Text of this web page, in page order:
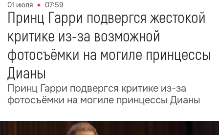
01 июля 07:59
Принц Гарри подвергся жестокой
критике из-за возможной
фотосъёмки на могиле принцессы
Дианы
Принц Гарри подвергся критике из-за
фотосъёмки на могиле принцессы Дианы